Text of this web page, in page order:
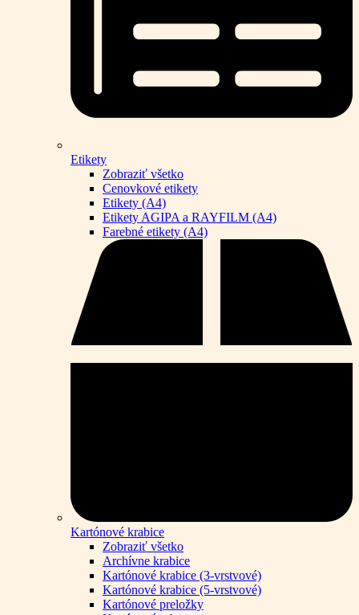
Etikety
Zobraziť všetko
Cenovkové etikety
Etikety (A4)
Etikety AGIPA a RAYFILM (A4)
Farebné etikety (A4)
Kartónové krabice
Zobraziť všetko
Archívne krabice
Kartónové krabice (3-vrstvové)
Kartónové krabice (5-vrstvové)
Kartónové preložky